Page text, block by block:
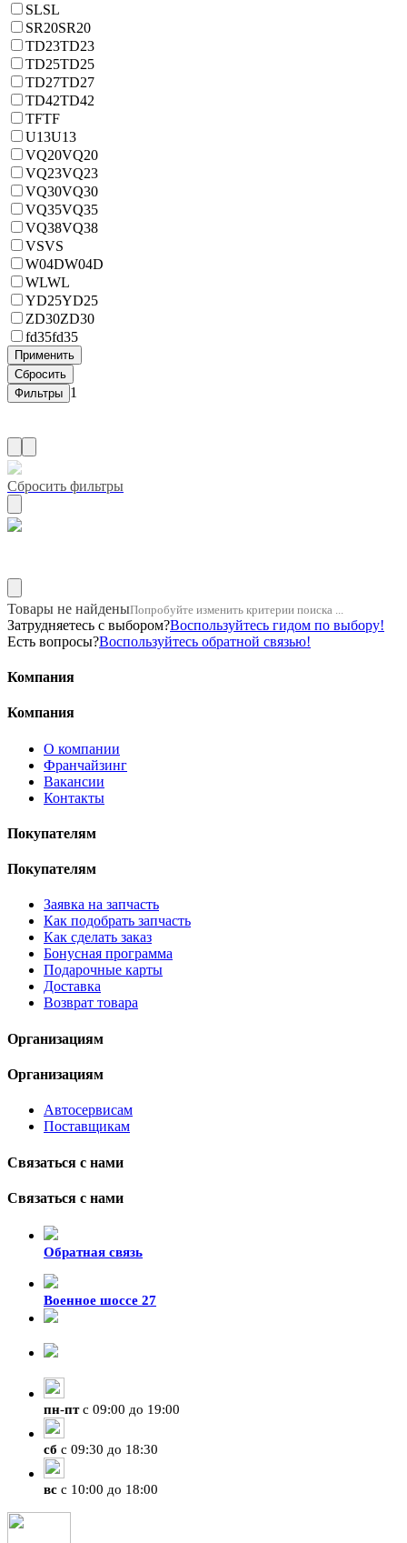
SLSL
SR20SR20
TD23TD23
TD25TD25
TD27TD27
TD42TD42
TFTF
U13U13
VQ20VQ20
VQ23VQ23
VQ30VQ30
VQ35VQ35
VQ38VQ38
VSVS
W04DW04D
WLWL
YD25YD25
ZD30ZD30
fd35fd35
1
Сбросить фильтры
Товары не найденыПопробуйте изменить критерии поиска ...
Затрудняетесь с выбором?Воспользуйтесь гидом по выбору!
Есть вопросы?Воспользуйтесь обратной связью!
Компания
Компания
О компании
Франчайзинг
Вакансии
Контакты
Покупателям
Покупателям
Заявка на запчасть
Как подобрать запчасть
Как сделать заказ
Бонусная программа
Подарочные карты
Доставка
Возврат товара
Организациям
Организациям
Автосервисам
Поставщикам
Связаться с нами
Связаться с нами
Обратная связь
Военное шоссе 27
пн-птс 09:00 до 19:00
сб с 09:30 до 18:30
вс с 10:00 до 18:00